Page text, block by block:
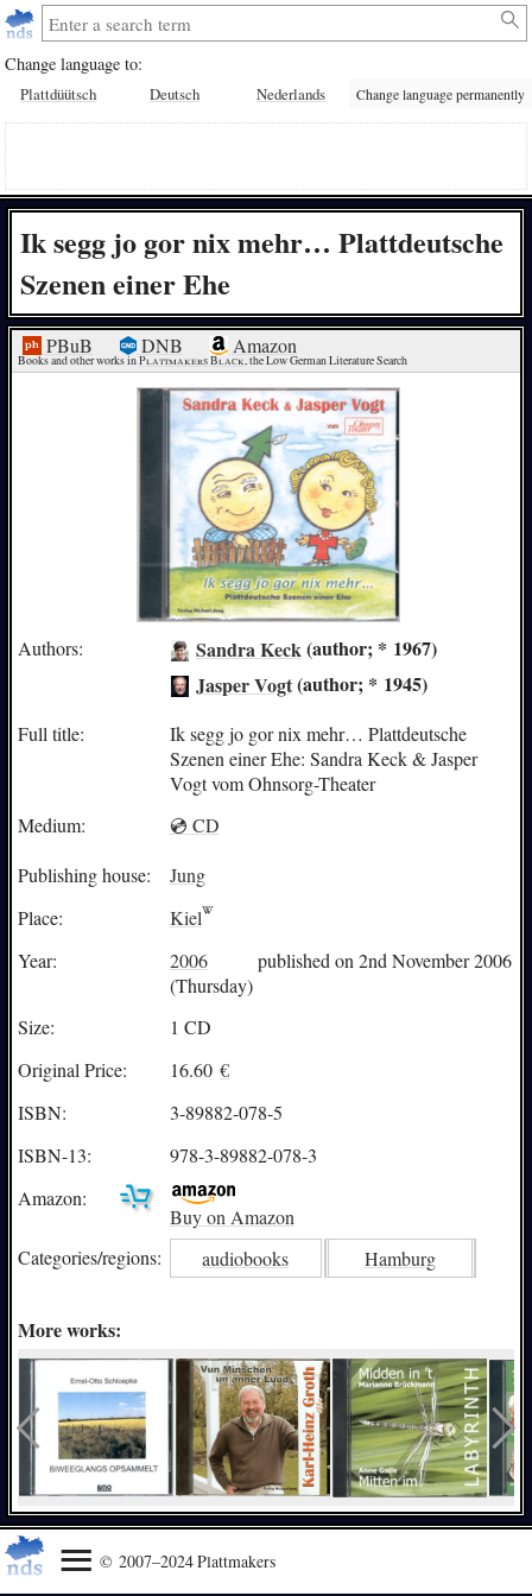
Change language to:
Plattdüütsch Deutsch Nederlands Change language permanently
Ik segg jo gor nix mehr… Plattdeutsche
Szenen einer Ehe
PBuB DNB Amazon
Books and other works in Plattmakers Black, the Low German Literature Search
Authors: Sandra Keck (author; * 1967)
Jasper Vogt(author; * 1945)
Full title:
Ik segg jo gor nix mehr… Plattdeutsche
Szenen einer Ehe: Sandra Keck & Jasper
Vogt vom Ohnsorg-Theater
Medium:
💿 CD
Publishing house:
Jung
Place:
Kiel
Year:
2006
published on 2nd November 2006
(Thursday)
Size:
1 CD
Original Price:
16.60 €
ISBN:
3-89882-078-5
ISBN-13:
978-3-89882-078-3
Amazon:
Buy on Amazon
Categories/regions: audiobooks Hamburg
More works:
© 2007–2024 Plattmakers